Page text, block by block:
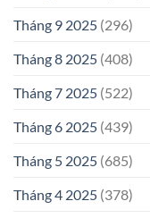
Tháng 9 2025 (296)
Tháng 8 2025 (408)
Tháng 7 2025 (522)
Tháng 6 2025 (439)
Tháng 5 2025 (685)
Tháng 4 2025 (378)